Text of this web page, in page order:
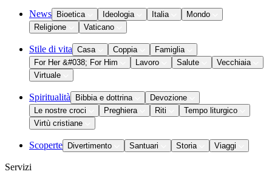
News Bioetica Ideologia Italia
Mondo
Religione
Vaticano
Stile di vita Casa Coppia
Famiglia
For Her &#038; For Him
Lavoro Salute
Vecchiaia
Virtuale
Spiritualità Bibbia e dottrina
Devozione
Le nostre croci
Preghiera Riti
Tempo liturgico
Virtù cristiane
Scoperte Divertimento Santuari Storia Viaggi
Servizi